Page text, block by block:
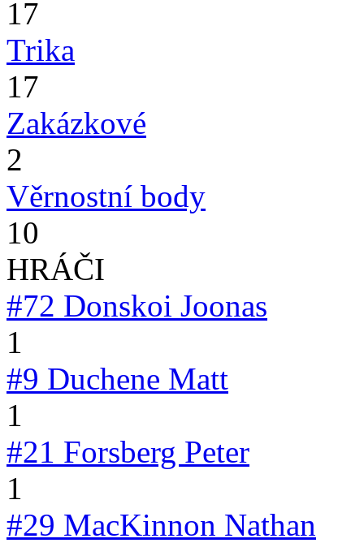
17
Trika
17
Zakázkové
2
Věrnostní body
10
HRÁČI
#72 Donskoi Joonas
1
#9 Duchene Matt
1
#21 Forsberg Peter
1
#29 MacKinnon Nathan